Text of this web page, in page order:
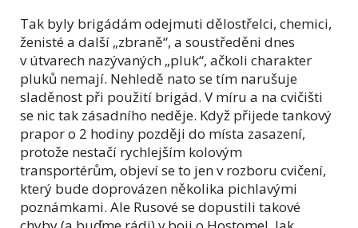
Tak byly brigádám odejmuti dělostřelci, chemici,
ženisté a další „zbraně“, a soustředěni dnes
v útvarech nazývaných „pluk“, ačkoli charakter
pluků nemají. Nehledě nato se tím narušuje
sladěnost při použití brigád. V míru a na cvičišti
se nic tak zásadního neděje. Když přijede tankový
prapor o 2 hodiny později do místa zasazení,
protože nestačí rychlejším kolovým
transportérům, objeví se to jen v rozboru cvičení,
který bude doprovázen několika pichlavými
poznámkami. Ale Rusové se dopustili takové